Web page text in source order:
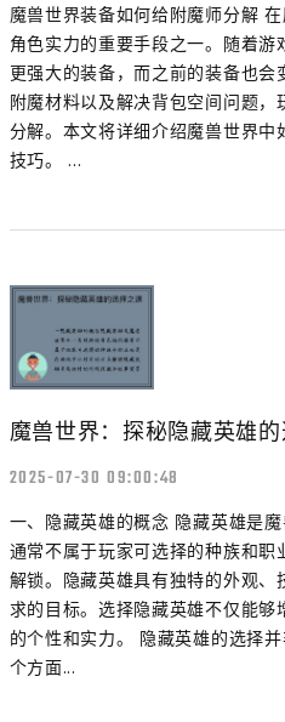
魔兽世界装备如何给附魔师分解
角色实力的重要手段之一。随着
更强大的装备，而之前的装备也
附魔材料以及解决背包空间问题
分解。本文将详细介绍魔兽世界
技巧。 ...
魔兽世界：探秘隐藏英雄
2025-07-30 09:00:48
一、隐藏英雄的概念 隐藏英雄是
通常不属于玩家可选择的种族和
解锁。隐藏英雄具有独特的外观
求的目标。选择隐藏英雄不仅能
的个性和实力。 隐藏英雄的选择
个方面...